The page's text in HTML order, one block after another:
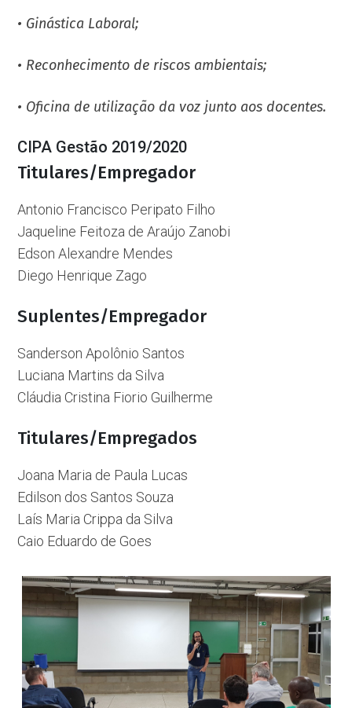
• Ginástica Laboral;
• Reconhecimento de riscos ambientais;
• Oficina de utilização da voz junto aos docentes.
CIPA Gestão 2019/2020
Titulares/Empregador
Antonio Francisco Peripato Filho
Jaqueline Feitoza de Araújo Zanobi
Edson Alexandre Mendes
Diego Henrique Zago
Suplentes/Empregador
Sanderson Apolônio Santos
Luciana Martins da Silva
Cláudia Cristina Fiorio Guilherme
Titulares/Empregados
Joana Maria de Paula Lucas
Edilson dos Santos Souza
Laís Maria Crippa da Silva
Caio Eduardo de Goes